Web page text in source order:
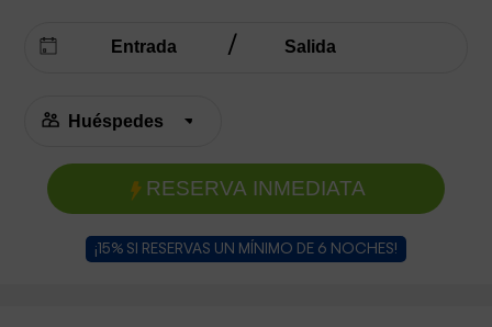
RESERVA INMEDIATA
¡15% SI RESERVAS UN MÍNIMO DE 6 NOCHES!